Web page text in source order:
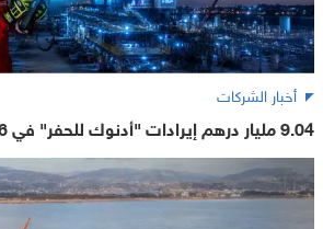
أخبار الشركات
9.04 مليار درهم إيرادات "أدنوك للحفر" في 6 أشهر بنمو 4%